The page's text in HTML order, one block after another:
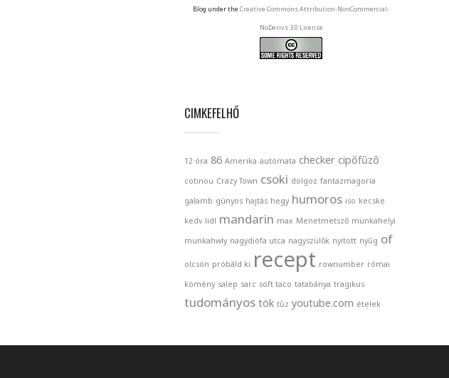
Blog under the Creative Commons Attribution-NonCommercial-
NoDerivs 3.0 License
CIMKEFELHŐ
12 óra 86 Amerika autómata checker cipőfűző
cotinou Crazy Town csoki dolgoz fantazmagoria
galamb gúnyos hajtás hegy humoros iso kecske
kedv lidl mandarin max Menetmetsző munkahelyi
munkahwly nagydiófa utca nagyszülők nyitott nyűg of
olcsón próbáld ki recept rownumber római
kömény salep sarc soft taco tatabánya tragikus
tudományos tök tűz youtube.com ételek